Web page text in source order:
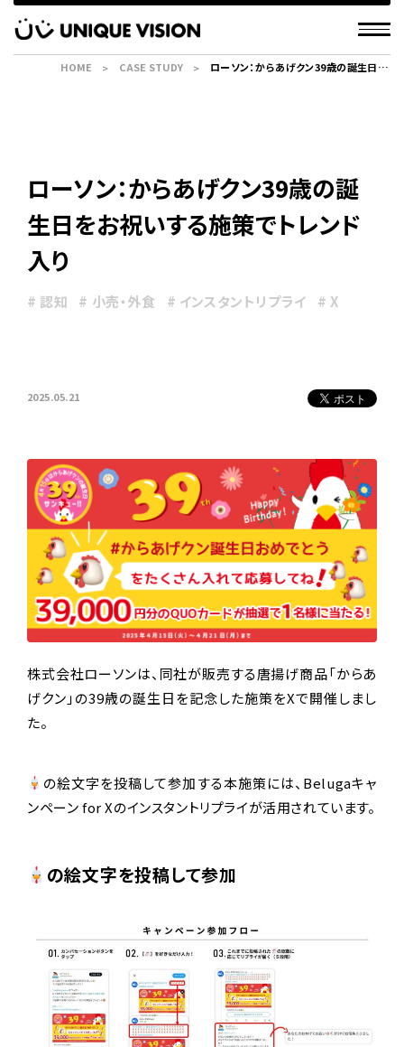
ローソン：からあげクン39歳の誕
生日をお祝いする施策でトレンド
入り
# 認知 # 小売・外食 # インスタントリプライ # X
2025.05.21
株式会社ローソンは、同社が販売する唐揚げ商品「からあ
げクン」の39歳の誕生日を記念した施策をXで開催しまし
た。
の絵文字を投稿して参加する本施策には、Belugaキャ
ンペーン for Xのインスタントリプライが活用されています。
の絵文字を投稿して参加
HOME CASE STUDY
ローソン：からあげクン39歳の誕生日を